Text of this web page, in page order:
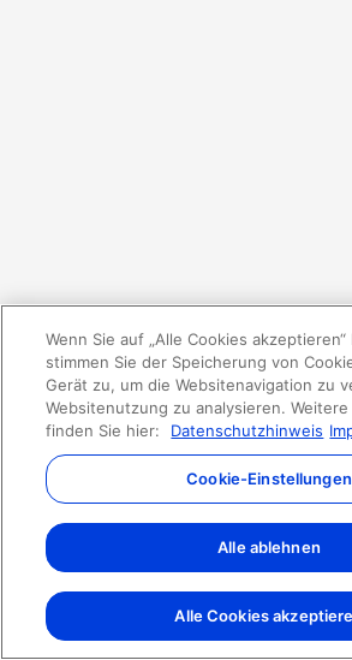
Wenn Sie auf „Alle Cookies akzeptieren“
stimmen Sie der Speicherung von
Gerät zu, um die Websitenavigation zu
Websitenutzung zu analysieren.
finden Sie hier:
Datenschutzhinweis
Cookie-Einstellungen
Alle ablehnen
Alle Cookies